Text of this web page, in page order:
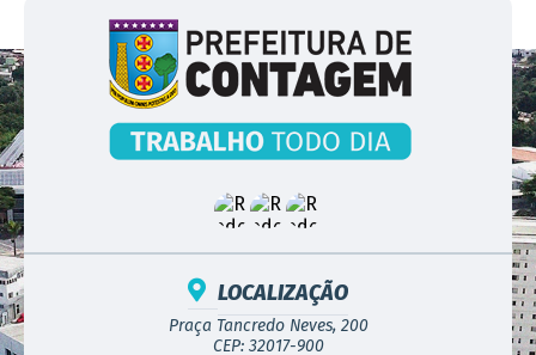
LOCALIZAÇÃO
Praça Tancredo Neves, 200
CEP: 32017-900